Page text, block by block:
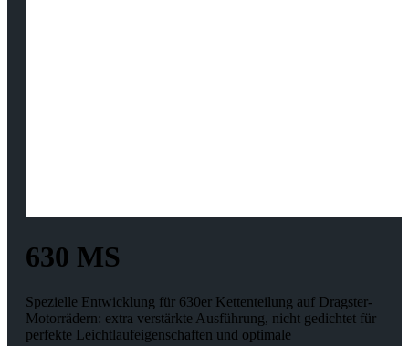
630 MS
Spezielle Entwicklung für 630er Kettenteilung auf Dragster-
Motorrädern: extra verstärkte Ausführung, nicht gedichtet für
perfekte Leichtlaufeigenschaften und optimale